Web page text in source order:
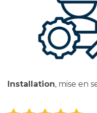
Installation, mise en